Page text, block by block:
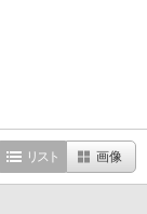
リスト 画像